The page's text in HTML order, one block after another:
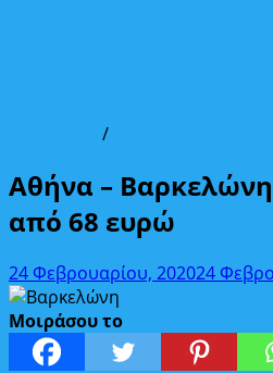
/
Αθήνα –
από 68 ευρώ
24 Φεβρουαρίου, 202024
Μοιράσου το